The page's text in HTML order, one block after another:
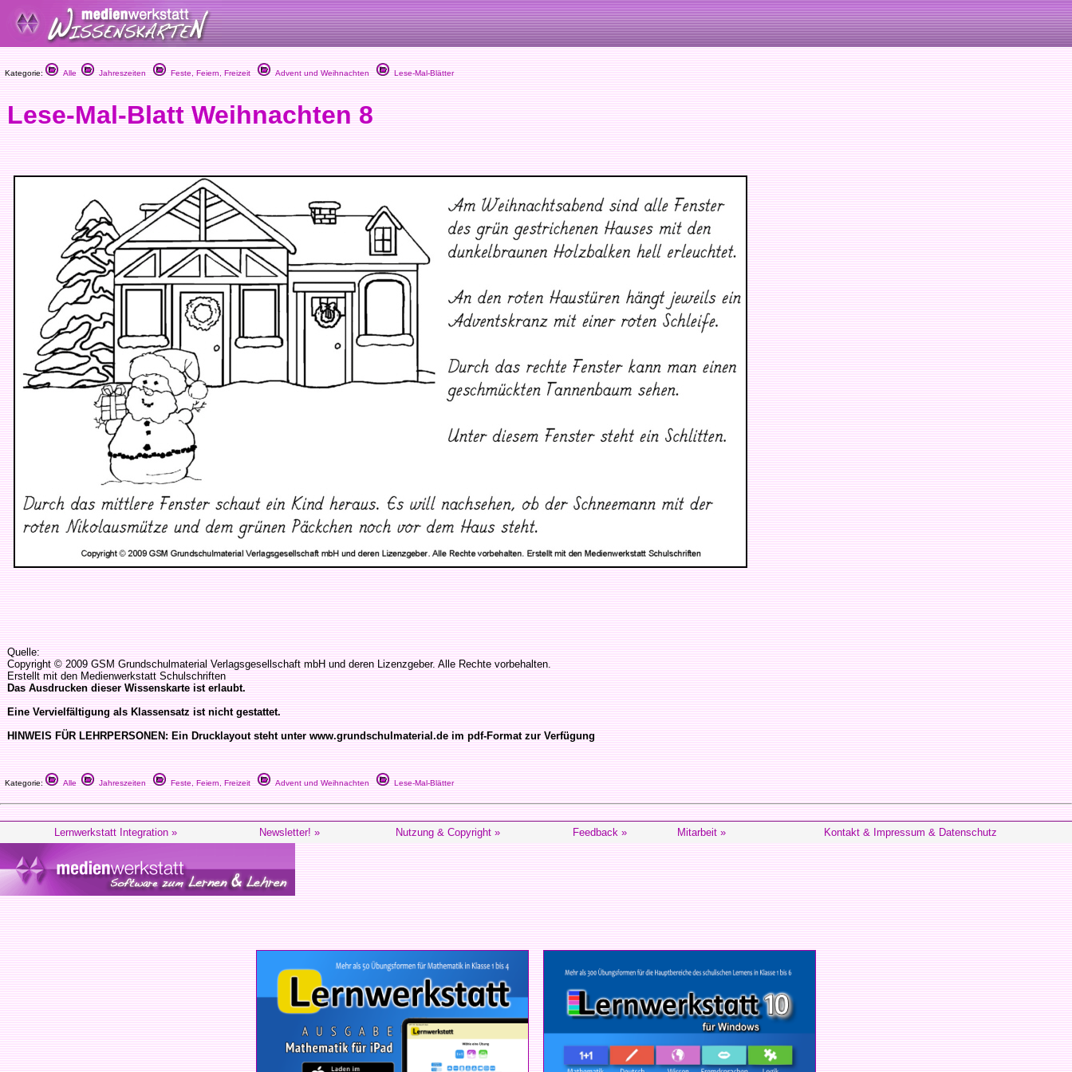
Kategorie: Alle Jahreszeiten Feste, Feiern, Freizeit Advent und Weihnachten Lese-Mal-Blätter
Lese-Mal-Blatt Weihnachten 8
Quelle:
Copyright © 2009 GSM Grundschulmaterial Verlagsgesellschaft mbH und deren Lizenzgeber. Alle Rechte vorbehalten.
Erstellt mit den Medienwerkstatt Schulschriften
Das Ausdrucken dieser Wissenskarte ist erlaubt.
Eine Vervielfältigung als Klassensatz ist nicht gestattet.
HINWEIS FÜR LEHRPERSONEN: Ein Drucklayout steht unter www.grundschulmaterial.de im pdf-Format zur Verfügung
Kategorie: Alle Jahreszeiten Feste, Feiern, Freizeit Advent und Weihnachten Lese-Mal-Blätter
Lernwerkstatt Integration » Newsletter! » Nutzung & Copyright » Feedback » Mitarbeit » Kontakt & Impressum & Datenschutz